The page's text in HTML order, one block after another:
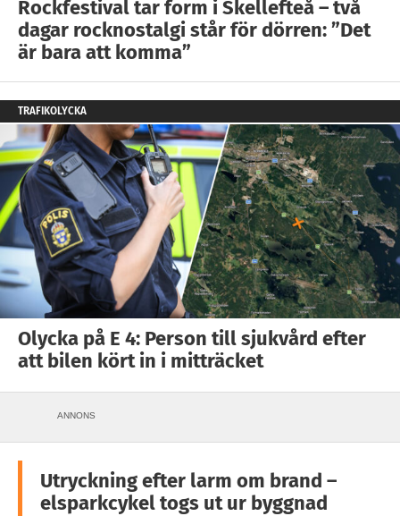
Rockfestival tar form i Skellefteå – två
dagar rocknostalgi står för dörren: ”Det
är bara att komma”
TRAFIKOLYCKA
Olycka på E 4: Person till sjukvård efter
att bilen kört in i mitträcket
ANNONS
Utryckning efter larm om brand –
elsparkcykel togs ut ur byggnad